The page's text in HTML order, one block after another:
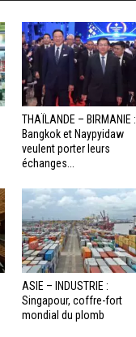
THAÏLANDE – BIRMANIE :
Bangkok et Naypyidaw
veulent porter leurs
échanges...
ASIE – INDUSTRIE :
Singapour, coffre-fort
mondial du plomb